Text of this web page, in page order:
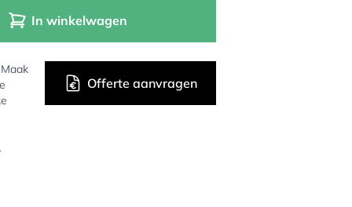
In winkelwagen
Offerte aanvragen